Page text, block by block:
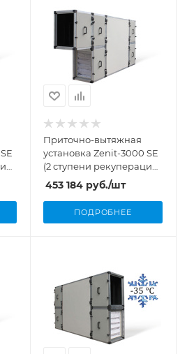
Приточно-вытяжная
установка Zenit-3000 SE
(2 ступени рекуперации,
3000 м³/ч, 11,72 кВт)
453 184 руб./шт
ПОДРОБНЕЕ